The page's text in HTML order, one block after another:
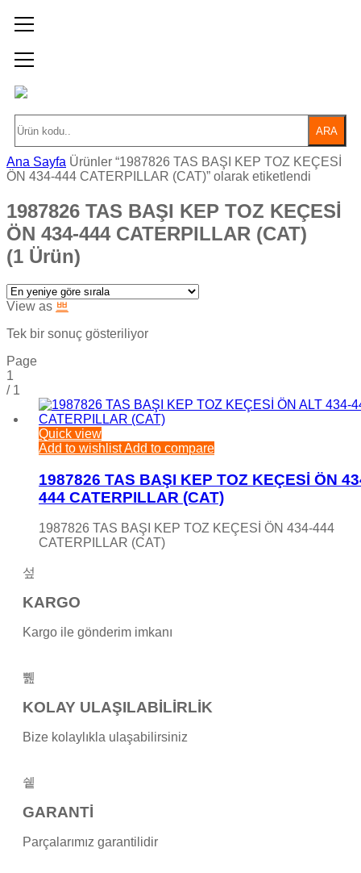
ARA
Ana Sayfa Ürünler “1987826 TAS BAŞI KEP TOZ KEÇESİ
ÖN 434-444 CATERPILLAR (CAT)” olarak etiketlendi
1987826 TAS BAŞI KEP TOZ KEÇESİ
ÖN 434-444 CATERPILLAR (CAT)
(1 Ürün)
View as
Tek bir sonuç gösteriliyor
Page
1
/ 1
Quick view
Add to wishlistAdd to compare
1987826 TAS BAŞI KEP TOZ KEÇESİ ÖN
444 CATERPILLAR (CAT)
1987826 TAS BAŞI KEP TOZ KEÇESİ ÖN 434-444
CATERPILLAR (CAT)
KARGO
Kargo ile gönderim imkanı
KOLAY ULAŞILABİLİRLİK
Bize kolaylıkla ulaşabilirsiniz
GARANTİ
Parçalarımız garantilidir